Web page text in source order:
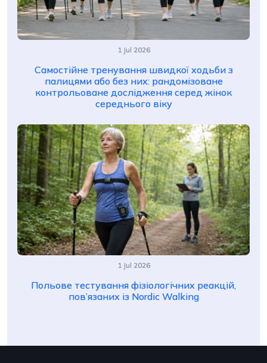
1 Jul 2026
Самостійне тренування швидкої ходьби з
палицями або без них: рандомізоване
контрольоване дослідження серед жінок
середнього віку
1 Jul 2026
Польове тестування фізіологічних реакцій,
пов’язаних із Nordic Walking